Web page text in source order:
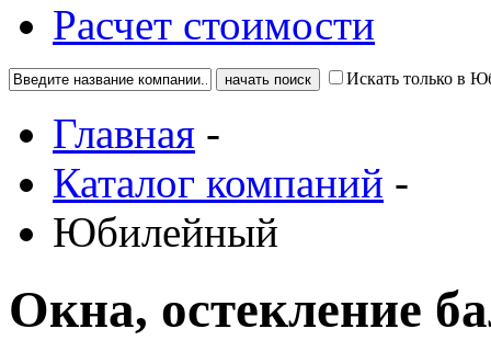
Расчет стоимости
Искать только в
Главная -
Каталог компаний -
Юбилейный
Окна, остекление